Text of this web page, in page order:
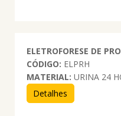
ELETROFORESE DE
CÓDIGO: ELPRH
MATERIAL: URINA 24
Detalhes